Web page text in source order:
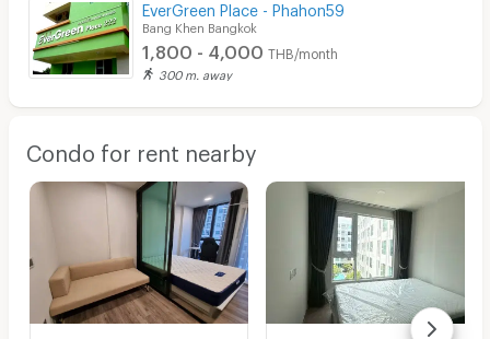
EverGreen Place - Phahon59
Bang Khen Bangkok
1,800 - 4,000 THB/month
300 m. away
Condo for rent nearby